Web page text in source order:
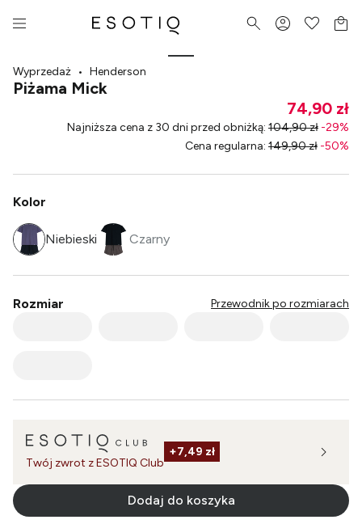
Wyprzedaż • Henderson
Piżama Mick
74,90 zł
Najniższa cena z 30 dni przed obniżką: 104,90 zł -29%
Cena regularna: 149,90 zł -50%
Kolor
Niebieski Czarny
Rozmiar Przewodnik po rozmiarach
Twój zwrot z ESOTIQ Club
+7,49 zł
Dodaj do koszyka